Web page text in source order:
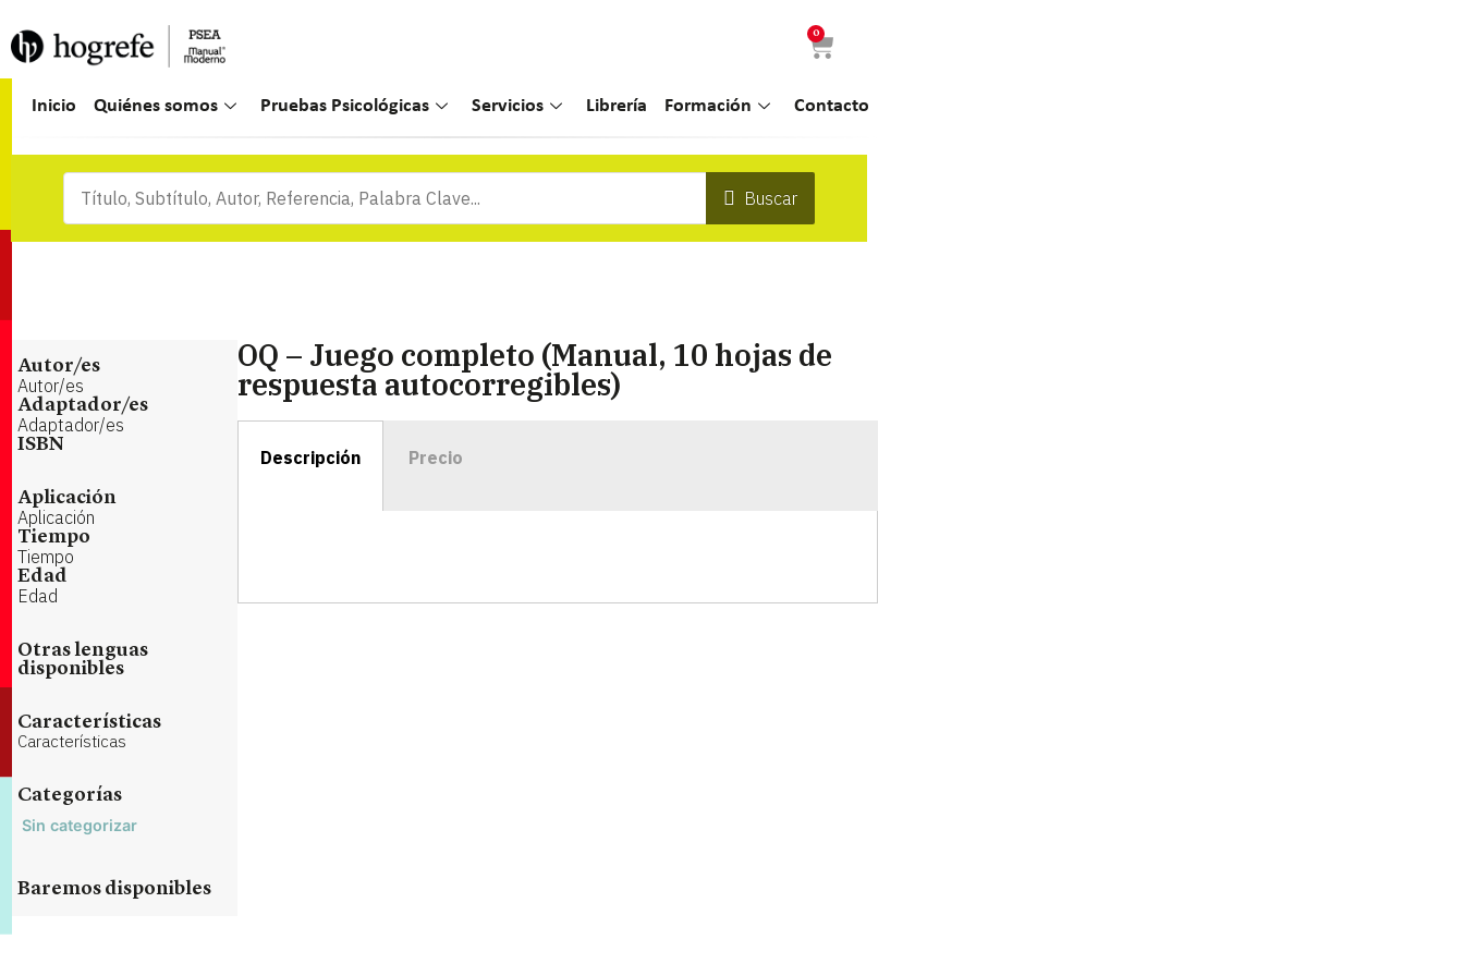
0
Inicio Quiénes somos Pruebas Psicológicas Servicios Librería Formación Contacto
Buscar
Autor/es
Autor/es
Adaptador/es
Adaptador/es
ISBN
Aplicación
Aplicación
Tiempo
Tiempo
Edad
Edad
Otras lenguas
disponibles
Características
Características
Categorías
Sin categorizar
Baremos disponibles
OQ – Juego completo (Manual, 10 hojas de
respuesta autocorregibles)
Descripción Precio